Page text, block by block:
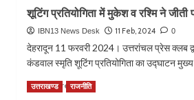
सहित
11
स्टूडेंट्स
ने
हासिल
किए
99
भट्ट
राज्यसभा
सरकार
और
के
बीच
सेतु
का
शूटिंग प्रतियोगिता में मुकेश व रश्मि ने जीती
IBN13 News Desk 11 Feb, 2024 0
देहरादून 11 फरवरी 2024। उत्तरांचल प्रेस क्लब
कंडवाल स्मृति शूटिंग प्रतियोगिता का उद्घाटन मुख्य
Read MoreRead
उत्तराखण्ड राजनीति